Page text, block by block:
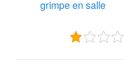
grimpe en salle